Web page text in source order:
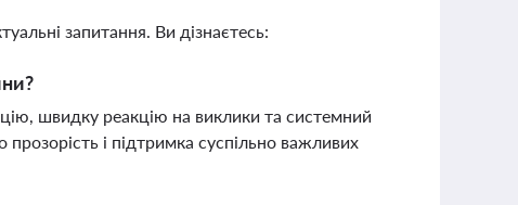
запитання. Ви дізнаєтесь:
швидку реакцію на виклики та системний
і підтримка суспільно важливих